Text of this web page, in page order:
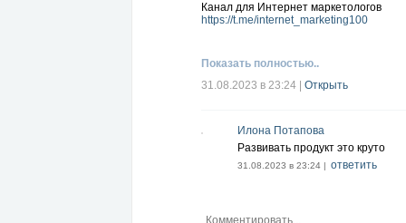
Канал для Интернет маркетологов
https://t.me/internet_marketing100
Показать полностью..
31.08.2023 в 23:24
Открыть
Илона Потапова
Развивать продукт это круто
31.08.2023 в 23:24 | ответить